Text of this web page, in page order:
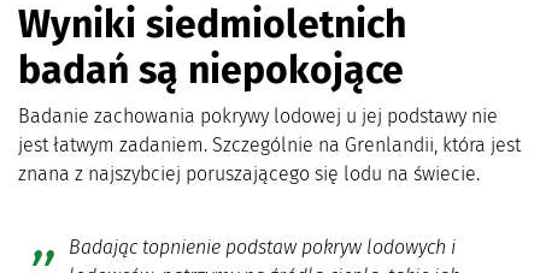
Wyniki siedmioletnich
badań są niepokojące
Badanie zachowania pokrywy lodowej u jej podstawy nie
jest łatwym zadaniem. Szczególnie na Grenlandii, która jest
znana z najszybciej poruszającego się lodu na świecie.
Badając topnienie podstaw pokryw lodowych i